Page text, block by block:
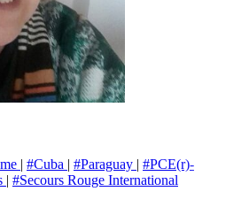
| #Cuba | #Paraguay | #PCE(r)-
| #Secours Rouge International